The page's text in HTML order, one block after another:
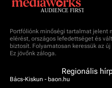
Portfóliónk minőségi tartalmat jelent
elérést, országos lefedettséget és
biztosít. Folyamatosan keressük az
Ez jövőnk záloga.
Regionális
Bács-Kiskun - baon.hu